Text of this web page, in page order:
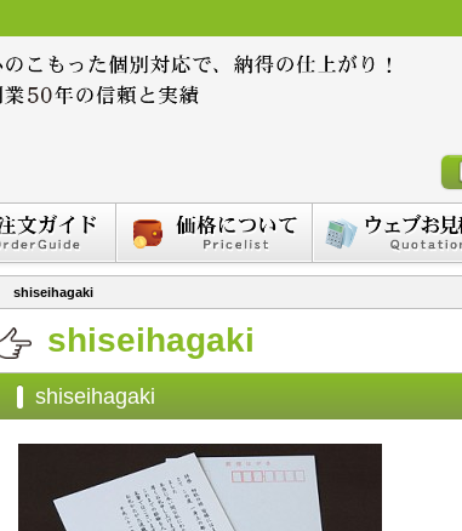
shiseihagaki
shiseihagaki
shiseihagaki